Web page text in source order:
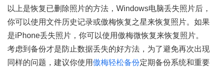
以上是恢复已删除照片的方法，Windows电脑丢失照片后，
你可以使用文件历史记录或傲梅恢复之星来恢复照片。如果
是iPhone丢失照片，你可以使用傲梅微恢复来恢复照片。
考虑到备份才是防止数据丢失的好方法，为了避免再次出现
同样的问题，建议你使用傲梅轻松备份定期备份系统和重要